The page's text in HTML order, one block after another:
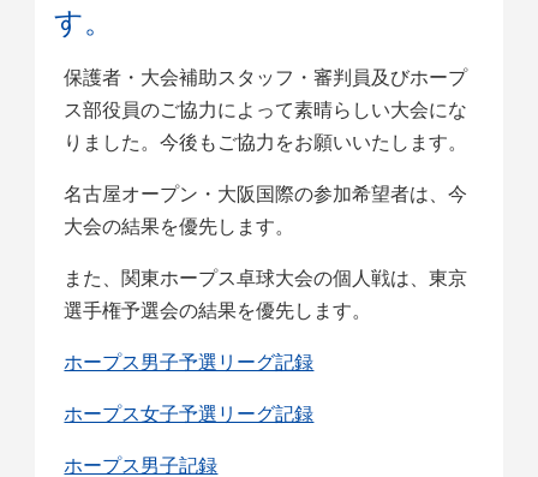
す。
保護者・大会補助スタッフ・審判員及びホープ
ス部役員のご協力によって素晴らしい大会にな
りました。今後もご協力をお願いいたします。
名古屋オープン・大阪国際の参加希望者は、今
大会の結果を優先します。
また、関東ホープス卓球大会の個人戦は、東京
選手権予選会の結果を優先します。
ホープス男子予選リーグ記録
ホープス女子予選リーグ記録
ホープス男子記録